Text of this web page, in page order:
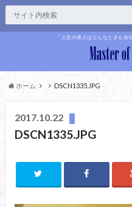
「人生の達人はどんなときも自
ホーム DSCN1335.JPG
2017.10.22
DSCN1335.JPG